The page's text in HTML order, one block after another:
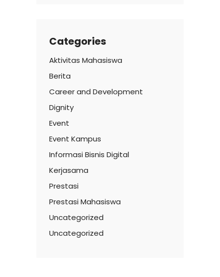
Categories
Aktivitas Mahasiswa
Berita
Career and Development
Dignity
Event
Event Kampus
Informasi Bisnis Digital
Kerjasama
Prestasi
Prestasi Mahasiswa
Uncategorized
Uncategorized